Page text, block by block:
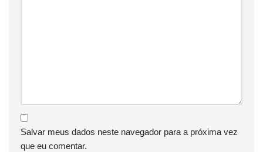
Salvar meus dados neste navegador para a próxima vez
que eu comentar.